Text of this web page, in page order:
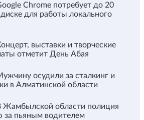
Chrome потребует до 20
для работы локального
выставки и творческие
отметит День Абая
осудили за сталкинг и
в Алматинской области
Жамбылской области полиция
за пьяным водителем